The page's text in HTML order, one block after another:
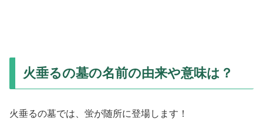
火垂るの墓の名前の由来や意味は？
火垂るの墓では、蛍が随所に登場します！